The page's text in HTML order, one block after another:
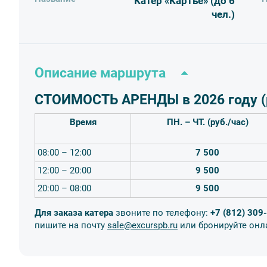
В праздничные дни, во время проведения салютов
Базовый причал отправления катера — наб. р. Фонтанки
чел.)
Описание маршрута
СТОИМОСТЬ АРЕНДЫ в 2026 году
Время ПН. –ЧТ. (руб./час)
08:00 – 12:00
7 500
12:00 – 20:00
9 500
20:00 – 08:00
9 500
Для заказа катера звоните по телефону: +7 (812)
пишите на почту sale@excurspb.ru или бронируйте